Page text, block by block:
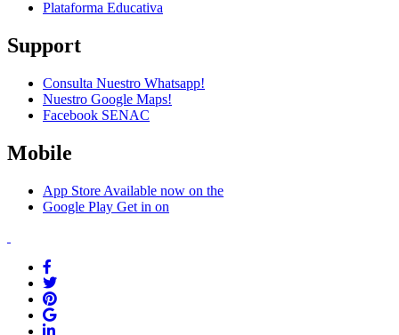
Plataforma Educativa
Support
Consulta Nuestro Whatsapp!
Nuestro Google Maps!
Facebook SENAC
Mobile
App Store Available now on the
Google Play Get in on